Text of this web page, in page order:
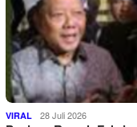
VIRAL 28 Juli 2026